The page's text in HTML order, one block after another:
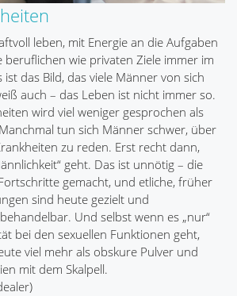
leben, mit Energie an die Aufgaben
wie privaten Ziele immer im
das Bild, das viele Männer von sich
auch – das Leben ist nicht immer so.
wird viel weniger gesprochen als
tun sich Männer schwer, über
zu reden. Erst recht dann,
geht. Das ist unnötig – die
gemacht, und etliche, früher
sind heute gezielt und
Und selbst wenn es „nur“
bei den sexuellen Funktionen geht,
viel mehr als obskure Pulver und
mit dem Skalpell.